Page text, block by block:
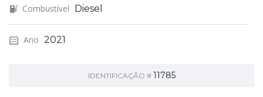
Combustível Diesel
Ano 2021
IDENTIFICAÇÃO # 11785